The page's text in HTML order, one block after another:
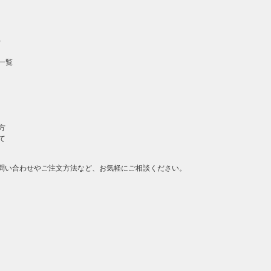
覧
い合わせやご注文方法など、お気軽にご相談ください。